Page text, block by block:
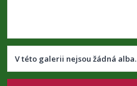
V této galerii nejsou žádná alba.